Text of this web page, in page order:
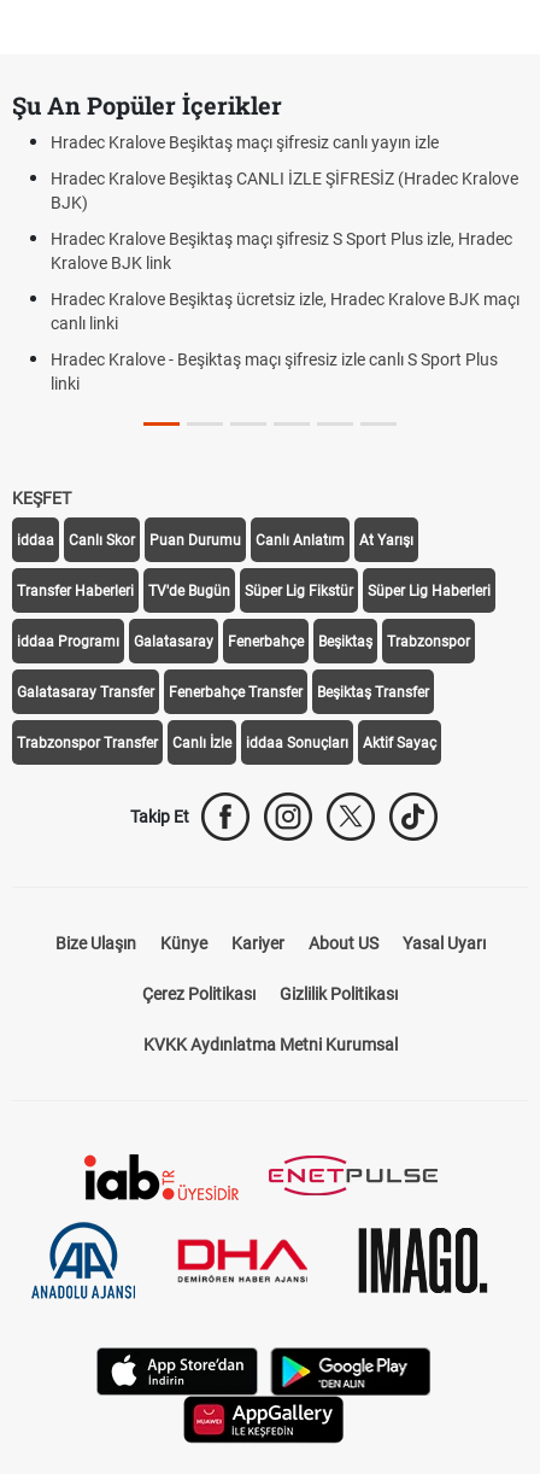
Şu An Popüler İçerikler
Hradec Kralove Beşiktaş maçı şifresiz canlı yayın izle
Hradec Kralove Beşiktaş CANLI İZLE ŞİFRESİZ (Hradec Kralove
BJK)
Hradec Kralove Beşiktaş maçı şifresiz S Sport Plus izle, Hradec
Kralove BJK link
Hradec Kralove Beşiktaş ücretsiz izle, Hradec Kralove BJK maçı
canlı linki
Hradec Kralove - Beşiktaş maçı şifresiz izle canlı S Sport Plus
linki
KEŞFET
iddaa Canlı Skor Puan Durumu Canlı Anlatım At Yarışı
Transfer Haberleri TV'de Bugün Süper Lig Fikstür Süper Lig Haberleri
iddaa Programı Galatasaray Fenerbahçe Beşiktaş Trabzonspor
Galatasaray Transfer Fenerbahçe Transfer Beşiktaş Transfer
Trabzonspor Transfer Canlı İzle iddaa Sonuçları Aktif Sayaç
Takip Et
Bize Ulaşın Künye Kariyer About US Yasal Uyarı
Çerez Politikası Gizlilik Politikası
KVKK Aydınlatma Metni Kurumsal